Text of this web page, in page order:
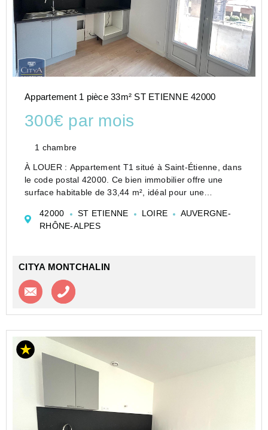
Appartement 1 pièce 33m² ST ETIENNE 42000
300€ par mois
1 chambre
À LOUER : Appartement T1 situé à Saint-Étienne, dans
le code postal 42000. Ce bien immobilier offre une
surface habitable de 33,44 m², idéal pour une
fonctionnel et agréable.
L'appartement se trouve au de...
42000 ST ETIENNE LOIRE
AUVERGNE-
RHÔNE-ALPES
CITYA MONTCHALIN
Contacter l'agence